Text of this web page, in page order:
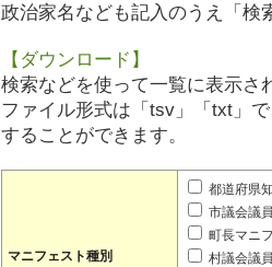
政治家名なども記入のうえ「検
【ダウンロード】
検索などを使って一覧に表示さ
ファイル形式は「tsv」「txt」
することができます。
マニフェスト種別
都道府県
市議会議
町長マニ
村議会議